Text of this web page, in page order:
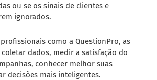
ou se os sinais de clientes e
ignorados.
como a QuestionPro, as
dados, medir a satisfação do
conhecer melhor suas
decisões mais inteligentes.